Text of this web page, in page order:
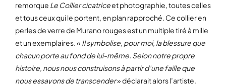
remorque Le Collier cicatriceet photographie, toutes celles
et tous ceux qui le portent, en plan rapproché. Ce collier en
perles de verre de Murano rouges est un multiple tiré à mille
et un exemplaires. « Il symbolise, pour moi, la blessure que
chacun porte au fond de lui-même. Selon notre propre
histoire, nous nous construisons à partir d’une faille que
nous essayons de transcender» déclarait alors l’artiste.